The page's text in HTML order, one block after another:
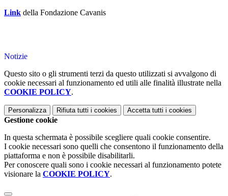
Link della Fondazione Cavanis
Notizie
Questo sito o gli strumenti terzi da questo utilizzati si avvalgono di
cookie necessari al funzionamento ed utili alle finalità illustrate nella
COOKIE POLICY.
Personalizza Rifiuta tutti i cookies Accetta tutti i cookies
Gestione cookie
In questa schermata è possibile scegliere quali cookie consentire.
I cookie necessari sono quelli che consentono il funzionamento della
piattaforma e non è possibile disabilitarli.
Per conoscere quali sono i cookie necessari al funzionamento potete
visionare la COOKIE POLICY.